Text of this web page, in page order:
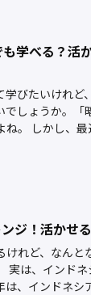
学べる？活
学びたいけれ
でしょうか。
ね。 しかし、
ジ！活かせ
れど、なんと
実は、インド
は、インドネ